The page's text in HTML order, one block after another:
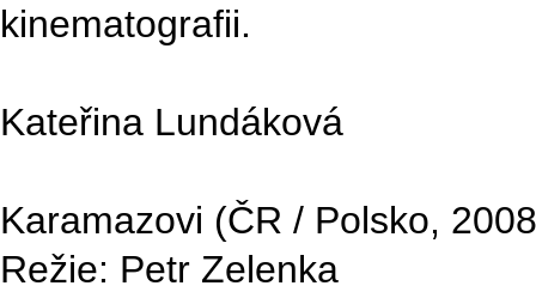
kinematografii.
Kateřina Lundáková
Karamazovi (ČR / Polsko,
Režie: Petr Zelenka